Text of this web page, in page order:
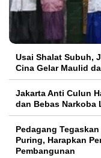
Usai Shalat Subuh,
Cina Gelar Maulid
Jakarta Anti Culun
dan Bebas Narkoba
Pedagang
Puring, Harapkan
Pembangunan